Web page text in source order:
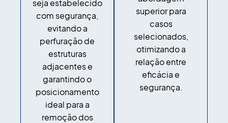
seja estabelecido
com segurança,
evitando a
perfuração de
estruturas
adjacentes e
garantindo o
posicionamento
ideal para a
remoção dos
superior para
casos
selecionados,
otimizando a
relação entre
eficácia e
segurança.